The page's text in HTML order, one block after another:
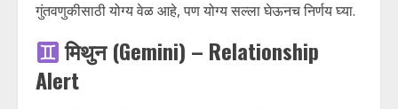
गुंतवणुकीसाठी योग्य वेळ आहे, पण योग्य सल्ला घेऊनच निर्णय घ्या.
मिथुन (Gemini) – Relationship
Alert